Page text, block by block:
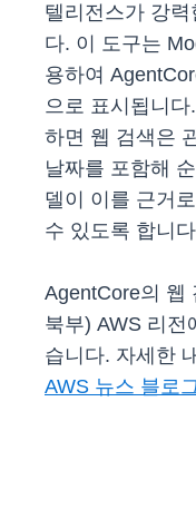
텔리전스가 강력
다. 이 도구는
용하여
으로 표시됩니
하면 웹 검색은
날짜를 포함해
델이 이를 근거
수 있도록 합니
AgentCore의 웹
북부) AWS 리전
습니다. 자세한
AWS 뉴스 블로